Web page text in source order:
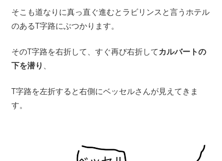
そこも道なりに真っ直ぐ進むとラビリンスと言うホテル
のあるT字路にぶつかります。
そのT字路を右折して、すぐ再び右折してカルバートの
下を潜り 、
T字路を左折すると右側にベッセルさんが見えてきま
す。